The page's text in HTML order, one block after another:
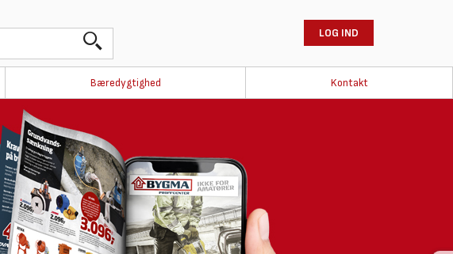
LOG IND
Bæredygtighed Kontakt